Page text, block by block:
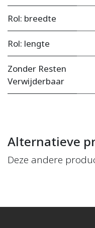
Rol: breedte
Rol: lengte
Zonder Resten
Verwijderbaar
Alternatieve
Deze andere